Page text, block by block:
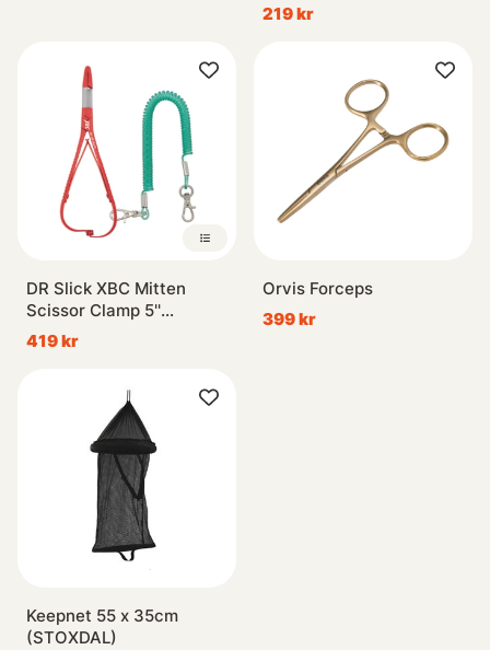
219 kr
DR Slick XBC Mitten
Scissor Clamp 5''
Straight
419 kr
Orvis Forceps
399 kr
Keepnet 55 x 35cm
(STOXDAL)